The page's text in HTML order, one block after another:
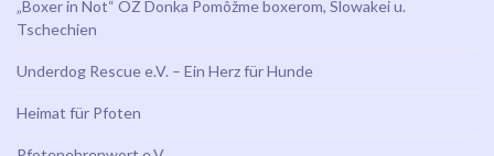
„Boxer in Not“ OZ Donka Pomôžme boxerom, Slowakei u.
Tschechien
Underdog Rescue e.V. – Ein Herz für Hunde
Heimat für Pfoten